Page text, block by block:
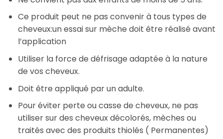
Ce produit peut ne pas convenir à tous types de
cheveux:un essai sur mèche doit être réalisé avant
l’application
Utiliser la force de défrisage adaptée à la nature
de vos cheveux.
Doit être appliqué par un adulte.
Pour éviter perte ou casse de cheveux, ne pas
utiliser sur des cheveux décolorés, mèches ou
traités avec des produits thiolés ( Permanentes)